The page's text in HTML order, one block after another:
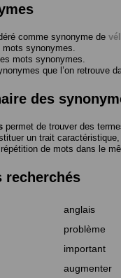
comme synonyme de
mots synonymes.
mots synonymes.
que l’on retrouve
des
permet de trouver des
un trait
de mots dans le
recherchés
anglais
problème
important
augmenter